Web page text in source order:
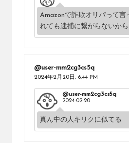
Amazonで詐欺オリパって言
れても逮捕に繋がらないから
@user-mm2cg3cs5q
2024年2月20日, 6:44 PM
@user-mm2cg3cs5q
2024-02-20
真ん中の人キリクに似てる